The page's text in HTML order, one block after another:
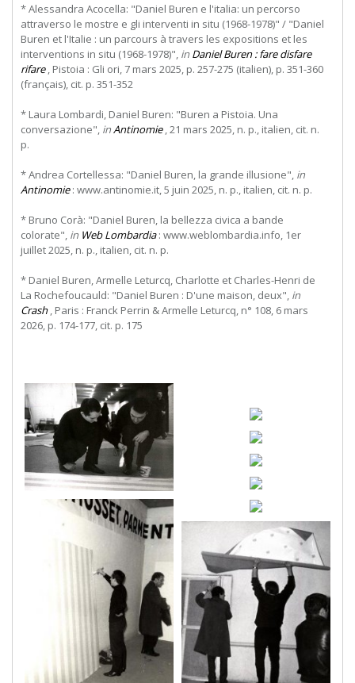
* Alessandra Acocella: "Daniel Buren e l'italia: un percorso
attraverso le mostre e gli interventi in situ (1968-1978)" / "Daniel
Buren et l'Italie : un parcours à travers les expositions et les
interventions in situ (1968-1978)", in Daniel Buren : fare disfare
rifare, Pistoia : Gli ori, 7 mars 2025, p. 257-275 (italien), p. 351-360
(français), cit. p. 351-352
* Laura Lombardi, Daniel Buren: "Buren a Pistoia. Una
conversazione", inAntinomie, 21 mars 2025, n. p., italien, cit. n.
p.
* Andrea Cortellessa: "Daniel Buren, la grande illusione", in
Antinomie: www.antinomie.it, 5 juin 2025, n. p., italien, cit. n. p.
* Bruno Corà: "Daniel Buren, la bellezza civica a bande
colorate", in Web Lombardia: www.weblombardia.info, 1er
juillet 2025, n. p., italien, cit. n. p.
* Daniel Buren, Armelle Leturcq, Charlotte et Charles-Henri de
La Rochefoucauld: "Daniel Buren : D'une maison, deux", in
Crash, Paris : Franck Perrin & Armelle Leturcq, n° 108, 6 mars
2026, p. 174-177, cit. p. 175